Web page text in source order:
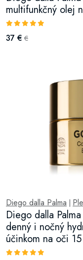
multifunkčný olej
37 € €
Diego dalla Palma
Diego dalla
denný i nočný
účinkom na oči